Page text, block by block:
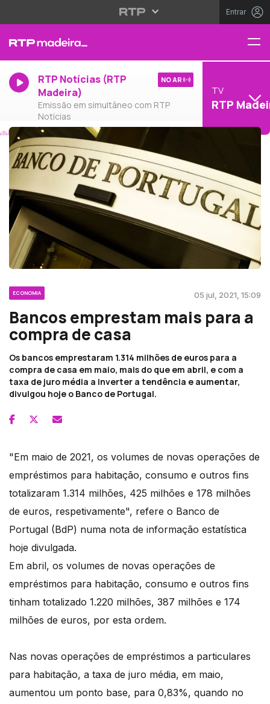
Entrar
RTP Notícias (RTP
Madeira)
Emissão em simultâneo com RTP
Notícias
NO AR
TV
RTP
ECONOMIA 05 jul, 2021, 15:09
Bancos emprestam mais para a
compra de casa
Os bancos emprestaram 1.314 milhões de euros para a
compra de casa em maio, mais do que em abril, e com a
taxa de juro média a inverter a tendência e aumentar,
divulgou hoje o Banco de Portugal.
"Em maio de 2021, os volumes de novas operações de
empréstimos para habitação, consumo e outros fins
totalizaram 1.314 milhões, 425 milhões e 178 milhões
de euros, respetivamente", refere o Banco de
Portugal (BdP) numa nota de informação estatística
hoje divulgada.
Em abril, os volumes de novas operações de
empréstimos para habitação, consumo e outros fins
tinham totalizado 1.220 milhões, 387 milhões e 174
milhões de euros, por esta ordem.
Nas novas operações de empréstimos a particulares
para habitação, a taxa de juro média, em maio,
aumentou um ponto base, para 0,83%, quando no